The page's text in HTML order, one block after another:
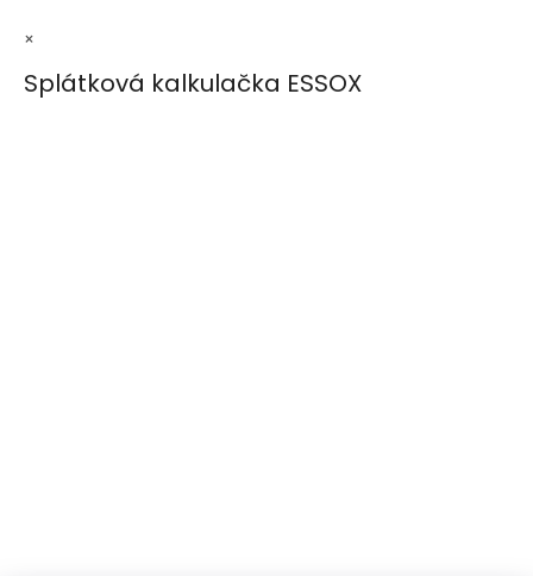
×
Splátková kalkulačka ESSOX